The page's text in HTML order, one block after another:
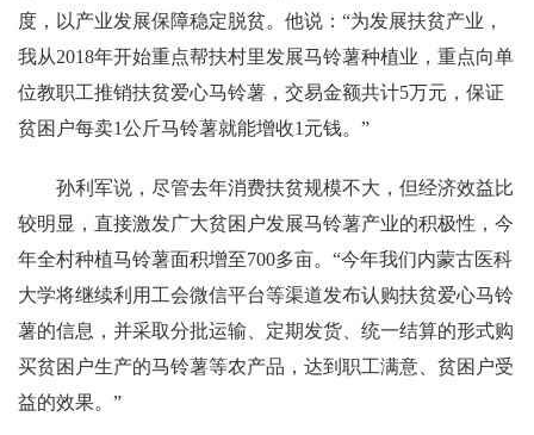
度，以产业发展保障稳定脱贫。他说：“为发展扶贫产业，
我从2018年开始重点帮扶村里发展马铃薯种植业，重点向单
位教职工推销扶贫爱心马铃薯，交易金额共计5万元，保证
贫困户每卖1公斤马铃薯就能增收1元钱。”
孙利军说，尽管去年消费扶贫规模不大，但经济效益比
较明显，直接激发广大贫困户发展马铃薯产业的积极性，今
年全村种植马铃薯面积增至700多亩。“今年我们内蒙古医科
大学将继续利用工会微信平台等渠道发布认购扶贫爱心马铃
薯的信息，并采取分批运输、定期发货、统一结算的形式购
买贫困户生产的马铃薯等农产品，达到职工满意、贫困户受
益的效果。”